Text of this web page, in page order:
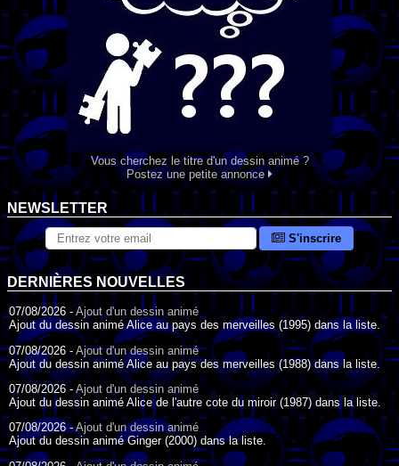
Vous cherchez le titre d'un dessin animé ?
Postez une petite annonce
NEWSLETTER
S'inscrire
DERNIÈRES NOUVELLES
07/08/2026 -Ajout d'un dessin animé
Ajout du dessin animé Alice au pays des merveilles (1995) dans la liste.
07/08/2026 - Ajout d'un dessin animé
Ajout du dessin animé Alice au pays des merveilles (1988) dans la liste.
07/08/2026 -Ajout d'un dessin animé
Ajout du dessin animé Alice de l'autre cote du miroir (1987) dans la liste.
07/08/2026 -Ajout d'un dessin animé
Ajout du dessin animé Ginger (2000) dans la liste.